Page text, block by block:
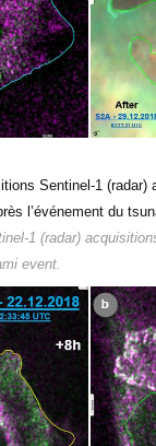
Sentinel-1 (radar)
l’événement du
1 (radar)
event.